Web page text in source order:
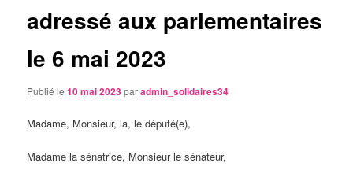
adressé aux parlementaires
le 6 mai 2023
Publié le10 mai 2023paradmin_solidaires34
Madame, Monsieur, la, le député(e),
Madame la sénatrice, Monsieur le sénateur,